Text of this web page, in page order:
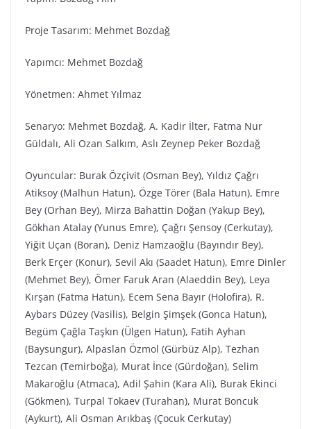
Proje Tasarım: Mehmet Bozdağ
Yapımcı: Mehmet Bozdağ
Yönetmen: Ahmet Yılmaz
Senaryo: Mehmet Bozdağ, A. Kadir İlter, Fatma Nur
Güldalı, Ali Ozan Salkım, Aslı Zeynep Peker Bozdağ
Oyuncular: Burak Özçivit (Osman Bey), Yıldız Çağrı
Atiksoy (Malhun Hatun), Özge Törer (Bala Hatun), Emre
Bey (Orhan Bey), Mirza Bahattin Doğan (Yakup Bey),
Gökhan Atalay (Yunus Emre), Çağrı Şensoy (Cerkutay),
Yiğit Uçan (Boran), Deniz Hamzaoğlu (Bayındır Bey),
Berk Erçer (Konur), Sevil Akı (Saadet Hatun), Emre Dinler
(Mehmet Bey), Ömer Faruk Aran (Alaeddin Bey), Leya
Kırşan (Fatma Hatun), Ecem Sena Bayır (Holofira), R.
Aybars Düzey (Vasilis), Belgin Şimşek (Gonca Hatun),
Begüm Çağla Taşkın (Ülgen Hatun), Fatih Ayhan
(Baysungur), Alpaslan Özmol (Gürbüz Alp), Tezhan
Tezcan (Temirboğa), Murat İnce (Gürdoğan), Selim
Makaroğlu (Atmaca), Adil Şahin (Kara Ali), Burak Ekinci
(Gökmen), Turpal Tokaev (Turahan), Murat Boncuk
(Aykurt), Ali Osman Arıkbaş (Çocuk Cerkutay)